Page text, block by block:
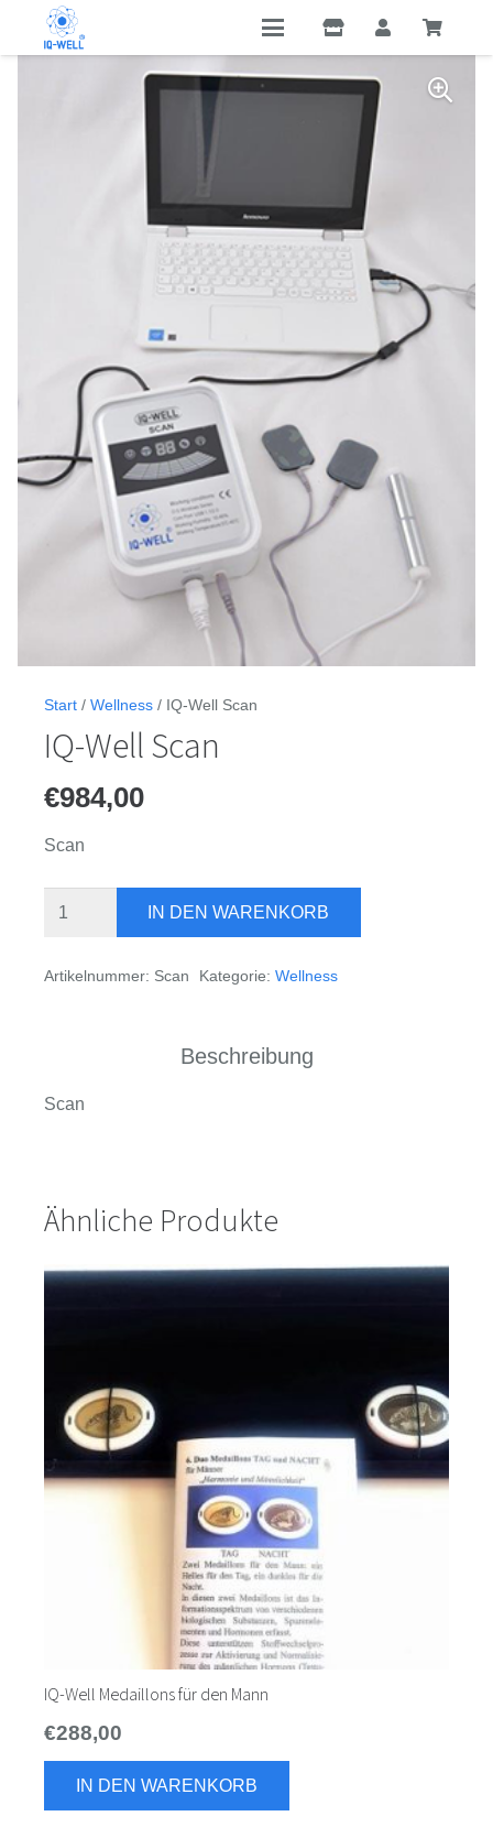
Start / Wellness / IQ-Well Scan
IQ-Well Scan
€984,00
Scan
IQ-
IN DEN WARENKORB
Artikelnummer: Scan Kategorie: Wellness
Beschreibung
Scan
Ähnliche Produkte
IQ-Well Medaillons für den Mann
€288,00
IN DEN WARENKORB